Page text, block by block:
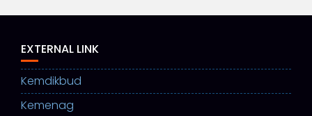
EXTERNAL LINK
Kemdikbud
Kemenag